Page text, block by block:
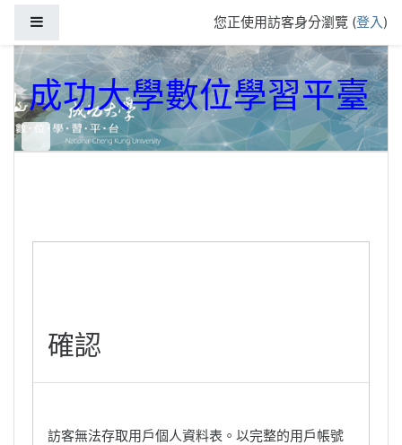
您正使用訪客身分瀏覽 (登入)
成功大學數位學習平臺
確認
訪客無法存取用戶個人資料表。以完整的用戶帳號